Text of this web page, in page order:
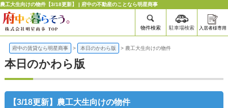
農工大生向けの物件【3/18更新】 | 府中の不動産のことなら明星商事
物件検索 駐車場検索 入居者様専用
府中の賃貸なら明星商事 > 本日のかわら版 > 農工大生向けの物件
本日のかわら版
【3/18更新】農工大生向けの物件